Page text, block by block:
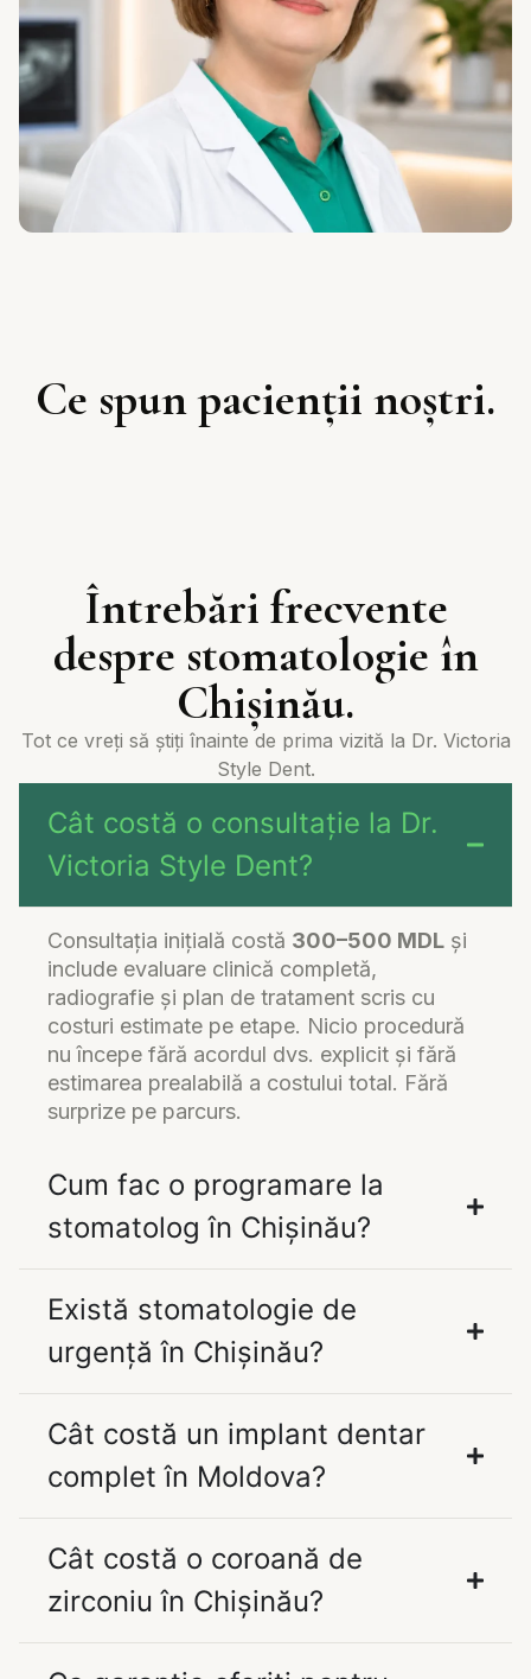
Ce spun pacienții noștri.
Întrebări frecvente
despre stomatologie în
Chișinău.
Tot ce vreți să știți înainte de prima vizită la Dr. Victoria
Style Dent.
Cât costă o consultație la Dr.
Victoria Style Dent?
Consultația inițială costă 300–500 MDL și
include evaluare clinică completă,
radiografie și plan de tratament scris cu
costuri estimate pe etape. Nicio procedură
nu începe fără acordul dvs. explicit și fără
estimarea prealabilă a costului total. Fără
surprize pe parcurs.
Cum fac o programare la
stomatolog în Chișinău?
Există stomatologie de
urgență în Chișinău?
Cât costă un implant dentar
complet în Moldova?
Cât costă o coroană de
zirconiu în Chișinău?